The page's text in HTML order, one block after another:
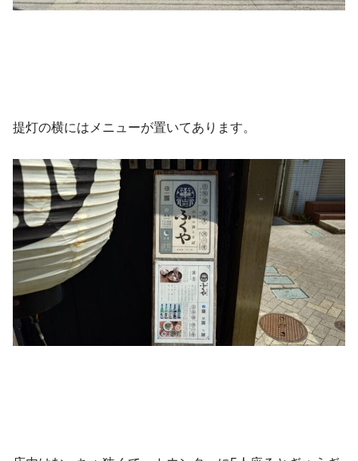
提灯の横にはメニューが置いてあります。